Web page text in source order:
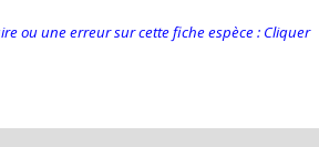
ou une erreur sur cette fiche espèce : Cliquer